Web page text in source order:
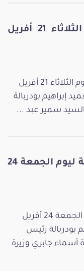
ملخّص الجلسة العامة ليوم الثلاثاء 21 أفريل
واصل مجلس نواب الشعب مساء اليوم الثلاثاء 21 أفريل
إبراهيم بودربالة
سمير عبد ...
ملخص فعاليات الجلسة العامة ليوم الجمعة 24
عقد مجلس نواب الشعب صباح اليوم الجمعة 24 أفريل
بودربالة رئيس
جابري وزيرة